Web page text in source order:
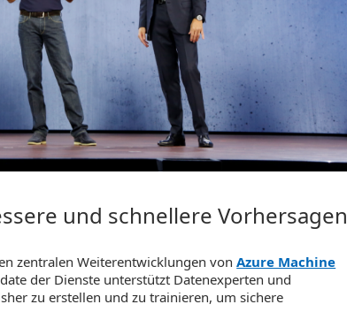
und schnellere Vorhersagen
zentralen Weiterentwicklungen vonAzure Machine
der Dienste unterstützt Datenexperten und
zu erstellen und zu trainieren, um sichere